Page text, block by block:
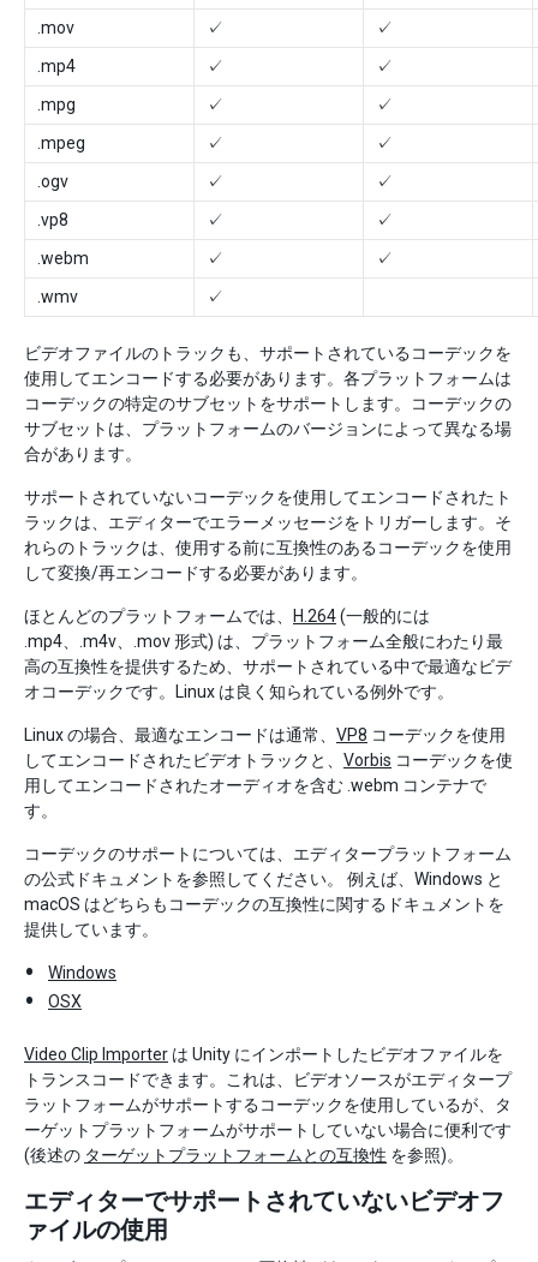
.mov
✓
✓
.mp4
✓
✓
.mpg
✓
✓
.mpeg
✓
✓
.ogv
✓
✓
.vp8
✓
✓
.webm
✓
✓
.wmv
✓
ビデオファイルのトラックも、サポートされているコーデックを
使用してエンコードする必要があります。各プラットフォームは
コーデックの特定のサブセットをサポートします。コーデックの
サブセットは、プラットフォームのバージョンによって異なる場
合があります。
サポートされていないコーデックを使用してエンコードされたト
ラックは、エディターでエラーメッセージをトリガーします。そ
れらのトラックは、使用する前に互換性のあるコーデックを使用
して変換/再エンコードする必要があります。
ほとんどのプラットフォームでは、 H.264(一般的には
.mp4、.m4v、.mov 形式) は、プラットフォーム全般にわたり最
高の互換性を提供するため、サポートされている中で最適なビデ
オコーデックです。Linux は良く知られている例外です。
Linux の場合、最適なエンコードは通常、 VP8 コーデックを使用
してエンコードされたビデオトラックと、 Vorbis コーデックを使
用してエンコードされたオーディオを含む .webm コンテナで
す。
コーデックのサポートについては、エディタープラットフォーム
の公式ドキュメントを参照してください。 例えば、Windows と
macOS はどちらもコーデックの互換性に関するドキュメントを
提供しています。
Windows
OSX
Video Clip Importer は Unity にインポートしたビデオファイルを
トランスコードできます。これは、ビデオソースがエディタープ
ラットフォームがサポートするコーデックを使用しているが、タ
ーゲットプラットフォームがサポートしていない場合に便利です
(後述の ターゲットプラットフォームとの互換性 を参照)。
エディターでサポートされていないビデオフ
ァイルの使用